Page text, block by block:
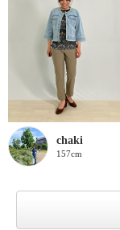
chaki
157cm